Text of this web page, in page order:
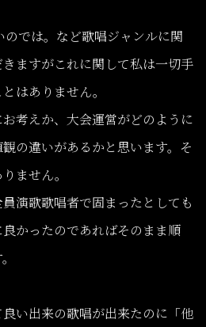
では。など歌唱ジャンルに関
ますがこれに関して私は一切手
はありません。
考えか、大会運営がどのように
の違いがあるかと思います。そ
ません。
演歌歌唱者で固まったとしても
かったのであればそのまま順
い出来の歌唱が出来たのに「他